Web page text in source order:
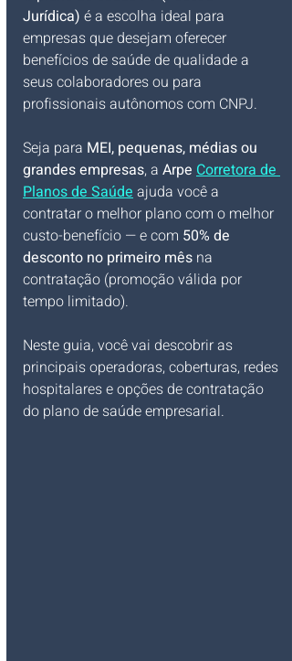
Jurídica) é a escolha ideal para
empresas que desejam oferecer
benefícios de saúde de qualidade a
seus colaboradores ou para
profissionais autônomos com CNPJ.
Seja para MEI, pequenas, médias ou
grandes empresas, a Arpe Corretora de
Planos de Saúde ajuda você a
contratar o melhor plano com o melhor
custo-benefício — e com 50% de
desconto no primeiro mês na
contratação (promoção válida por
tempo limitado).
Neste guia, você vai descobrir as
principais operadoras, coberturas, redes
hospitalares e opções de contratação
do plano de saúde empresarial.